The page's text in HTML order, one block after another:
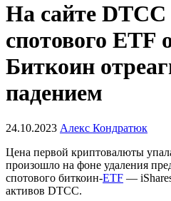
На сайте DTCC
спотового ETF
Биткоин
падением
24.10.2023 Алекс Кондратюк
Цена первой криптовалюты
произошло на фоне удаления
спотового биткоин-ETF —
активов DTCC.